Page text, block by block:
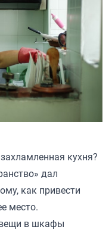
кухня?
» дал
как привести
место.
вещи в шкафы